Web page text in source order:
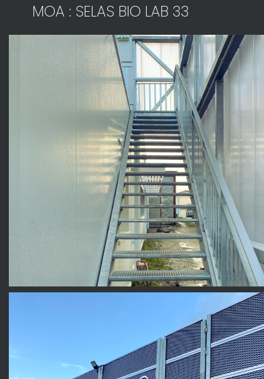
MOA : SELAS BIO LAB 33